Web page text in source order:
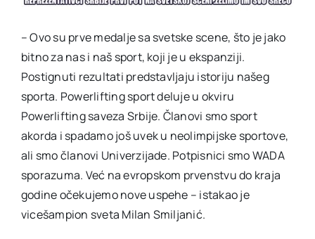
– Ovo su prve medalje sa svetske scene, što je jako
bitno za nas i naš sport, koji je u ekspanziji.
Postignuti rezultati predstavljaju istoriju našeg
sporta. Powerlifting sport deluje u okviru
Powerlifting saveza Srbije. Članovi smo sport
akorda i spadamo još uvek u neolimpijske sportove,
ali smo članovi Univerzijade. Potpisnici smo WADA
sporazuma. Već na evropskom prvenstvu do kraja
godine očekujemo nove uspehe – istakao je
vicešampion sveta Milan Smiljanić.